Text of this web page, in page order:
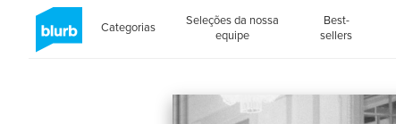
Categorias
Seleções da nossa
equipe
Best-
sellers